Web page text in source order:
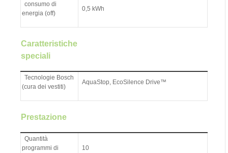
consumo di
energia (off)
0,5 kWh
Caratteristiche
speciali
Tecnologie Bosch
(cura dei vestiti)
AquaStop, EcoSilence Drive™
Prestazione
Quantità
programmi di
10